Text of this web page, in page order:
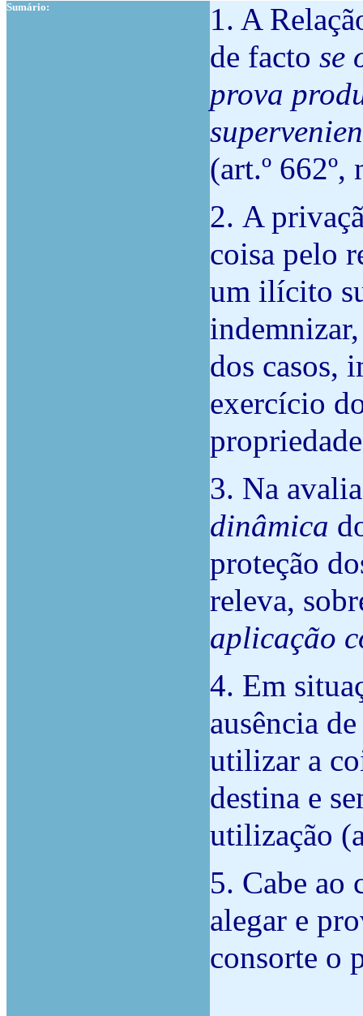
Sumário:
1. A
de facto se
prova
(art.º 662º,
2. A
coisa pelo
um ilícito
dos casos,
exercício
3. Na
dinâmica
proteção
releva,
aplicação
4. Em
ausência
utilizar a
destina e
utilização
5. Cabe
alegar e
consorte o